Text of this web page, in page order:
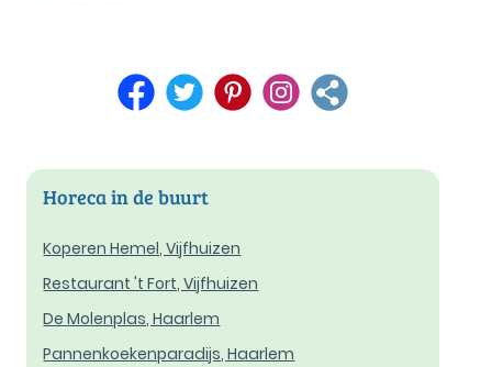
Horeca in de buurt
Koperen Hemel, Vijfhuizen
Restaurant 't Fort, Vijfhuizen
De Molenplas, Haarlem
Pannenkoekenparadijs, Haarlem